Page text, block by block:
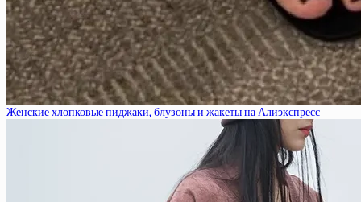
Женские хлопковые пиджаки, блузоны и жакеты на Алиэкспресс